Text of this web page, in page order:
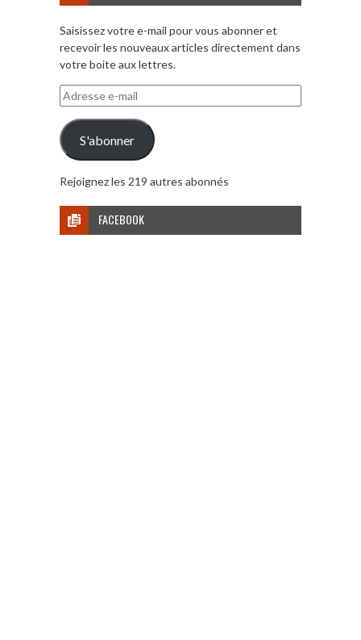
Saisissez votre e-mail pour vous abonner et
recevoir les nouveaux articles directement dans
votre boite aux lettres.
Adresse
e-
mail
S'abonner
Rejoignez les 219 autres abonnés
FACEBOOK